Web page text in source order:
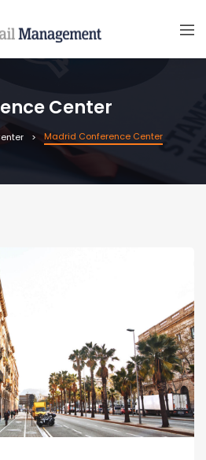
Center
Madrid Conference Center